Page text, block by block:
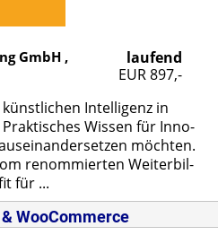
laufend
EUR 897,-
GmbH ,
In­tel­li­genz in
Wis­sen für In­no­
möch­ten.
re­nom­mier­ten Wei­ter­bil­
für ...
WooCommerce